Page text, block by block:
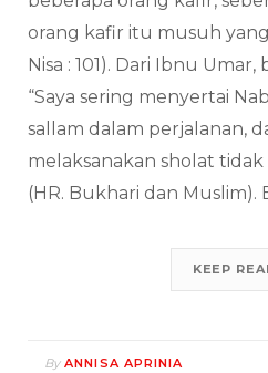
orang kafir itu musuh yang
Nisa : 101). Dari Ibnu
“Saya sering menyertai
sallam dalam perjalanan,
melaksanakan sholat tidak
(HR. Bukhari dan Muslim).
KEEP
By ANNISA APRINIA